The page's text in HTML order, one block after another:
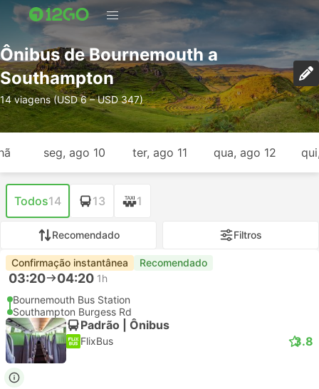
Ônibus de Bournemouth a
Southampton
14 viagens (USD 6 – USD 347)
seg, ago 10 ter, ago 11 qua, ago 12
Todos14 13 1
Recomendado Filtros
Confirmação instantânea Recomendado
03:20 04:20 1h
Bournemouth Bus Station
Southampton Burgess Rd
Padrão | Ônibus
FlixBus 3.8